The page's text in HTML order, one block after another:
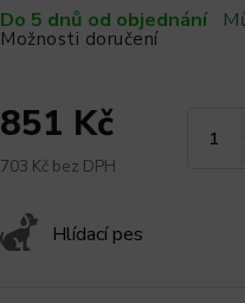
Do 5 dnů od objednání
Možnosti doručení
851 Kč
703 Kč bez DPH
Hlídací pes